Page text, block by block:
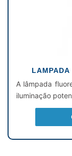
A lâmpada
iluminação